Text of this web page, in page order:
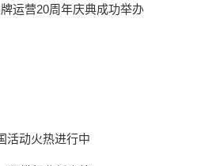
运营20周年庆典成功举办
活动火热进行中